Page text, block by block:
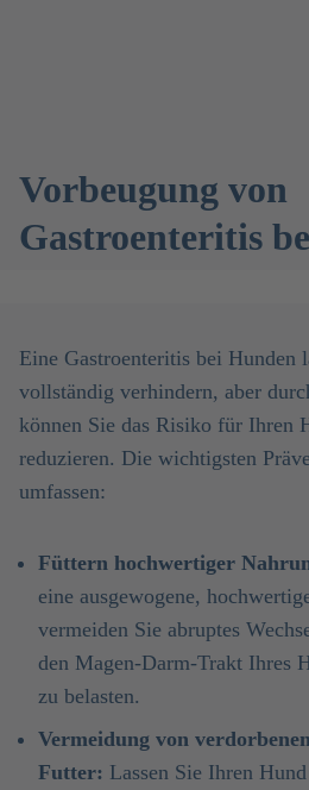
Vorbeugung von
Gastroenteritis
Eine Gastroenteritis bei Hunden
vollständig verhindern, aber
können Sie das Risiko für Ihren
reduzieren. Die wichtigsten
umfassen:
Füttern hochwertiger
eine ausgewogene,
vermeiden Sie abruptes
den Magen-Darm-Trakt Ihres
zu belasten.
Vermeidung von
Futter: Lassen Sie Ihren